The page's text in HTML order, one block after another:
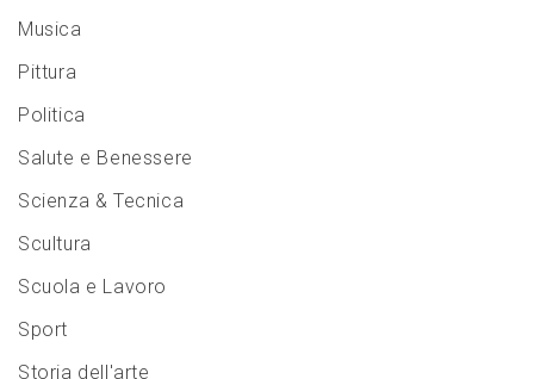
Musica
Pittura
Politica
Salute e Benessere
Scienza & Tecnica
Scultura
Scuola e Lavoro
Sport
Storia dell'arte